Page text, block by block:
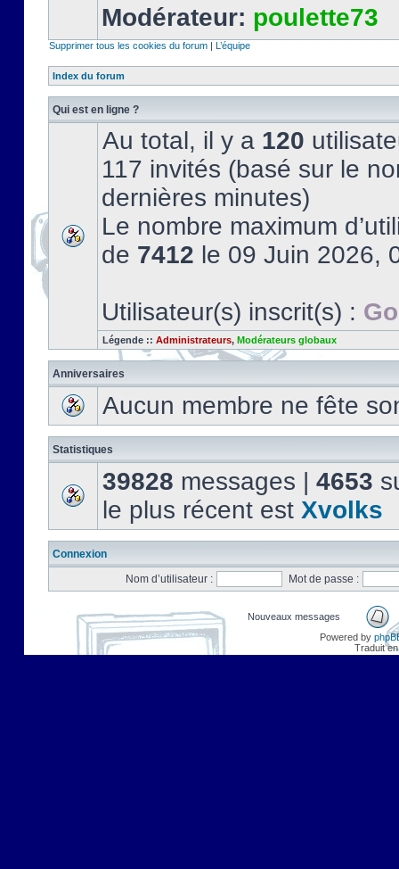
Modérateur: poulette73
Supprimer tous les cookies du forum | L’équipe
Index du forum
Qui est en ligne ?
Au total, il y a 120
117 invités (basé sur le
dernières minutes)
Le nombre maximum
de 7412 le 09 Juin 2026,
Utilisateur(s) inscrit(s) :
Légende :: Administrateurs, Modérateurs globaux
Anniversaires
Aucun membre ne fête
Statistiques
39828 messages | 4653
le plus récent est Xvolks
Connexion
Nom d’utilisateur :
Mot de passe :
Nouveaux messages
Powered by
Traduit